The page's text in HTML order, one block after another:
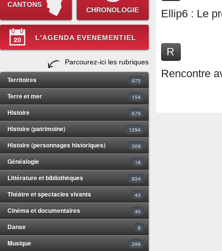
CANTONS
CHRONOLOGIE
L'AGENDA EVENEMENTIEL
Parcourez-ici les rubriques
Territoires 975
Terre et mer 154
Histoire 679
Histoire (patrimoine) 1294
Histoire (personnages historiques) 309
Généalogie 18
Littérature et bibliothèques 834
Théâtre et spectacles vivants 43
Cinéma et documentaires 40
Danse 8
Musique 299
Ellip6 : Le
R
Rencontre